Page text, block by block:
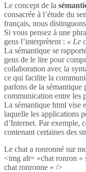
Le concept de la
consacrée à l’étude du
français, nous
Si vous pensez à une
gens l’interprètent : « Le
La sémantique se
gens de le lire pour
collaboration avec la
ce qui facilite la
parlons de la sémantique
communication entre les
La sémantique html vise
laquelle les applications
d’Internet. Par exemple,
contenant certaines des
Le chat a ronronné sur
<img alt= »chat ronron »
chat ronronne » />